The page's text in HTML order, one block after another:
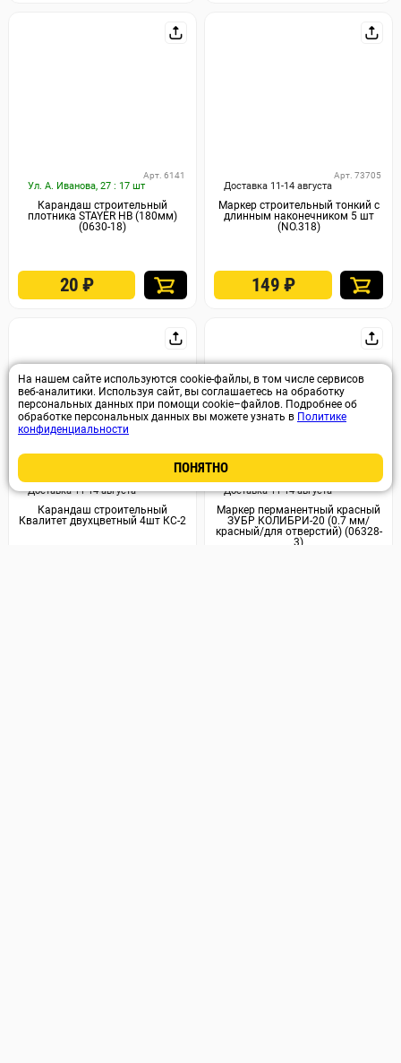
Ул. А. Иванова, 27 : 17 шт
Арт. 6141
Карандаш строительный
плотника STAYER HB (180мм)
(0630-18)
20₽
Доставка 11-14 августа
Арт. 73705
Маркер строительный тонкий с
длинным наконечником 5 шт
(NO.318)
149 ₽
Доставка 11-14 августа
Арт. 29997
Карандаш строительный
Квалитет двухцветный 4шт КС-2
Доставка 11-14 августа
Арт. 6222
Маркер перманентный красный
ЗУБР КОЛИБРИ-20 (0.7 мм/
красный/для отверстий) (06328-
3)
На нашем сайте используются cookie-файлы, в том числе сервисов
веб-аналитики. Используя сайт, вы соглашаетесь на обработку
персональных данных при помощи cookie–файлов. Подробнее об
обработке персональных данных вы можете узнать в Политике
конфиденциальности
ПОНЯТНО